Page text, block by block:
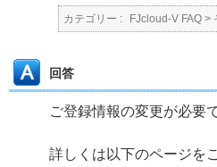
カテゴリー : FJcloud-V FAQ >
回答
ご登録情報の変更が必要
詳しくは以下のページを